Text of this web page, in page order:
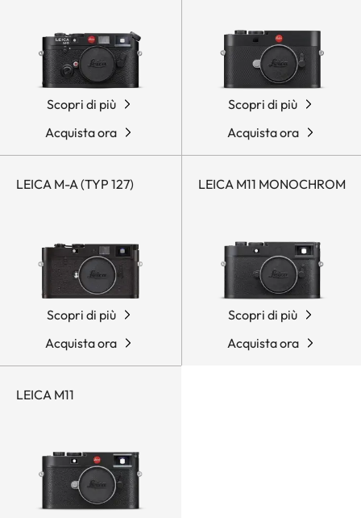
Scopri di più
Acquista ora
Scopri di più
Acquista ora
LEICA M-A (TYP 127)
Scopri di più
Acquista ora
LEICA M11 MONOCHROM
Scopri di più
Acquista ora
LEICA M11